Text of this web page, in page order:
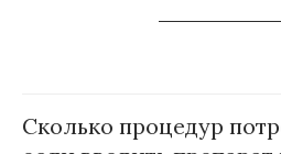
Сколько процедур